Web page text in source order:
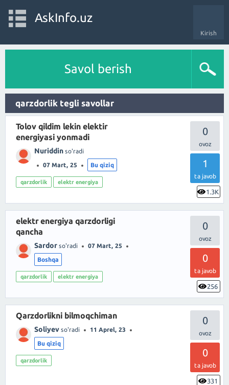
Kirish
AskInfo.uz
Savol berish
qarzdorlik tegli savollar
0
1
ta javob
1.3K
Tolov qildim lekin elektir
energiyasi yonmadi
Nuriddin so'radi
07 Mart, 25 Bu qiziq
qarzdorlik elektr energiya
0
0
ta javob
256
elektr energiya qarzdorligi
qancha
Sardor so'radi 07 Mart, 25
Boshqa
qarzdorlik elektr energiya
0
0
ta javob
331
Qarzdorlikni bilmoqchiman
Soliyev so'radi 11 Aprel, 23
Bu qiziq
qarzdorlik